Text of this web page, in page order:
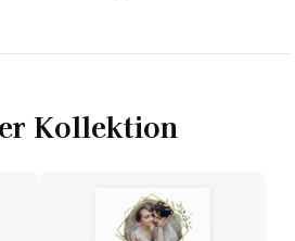
Kollektion